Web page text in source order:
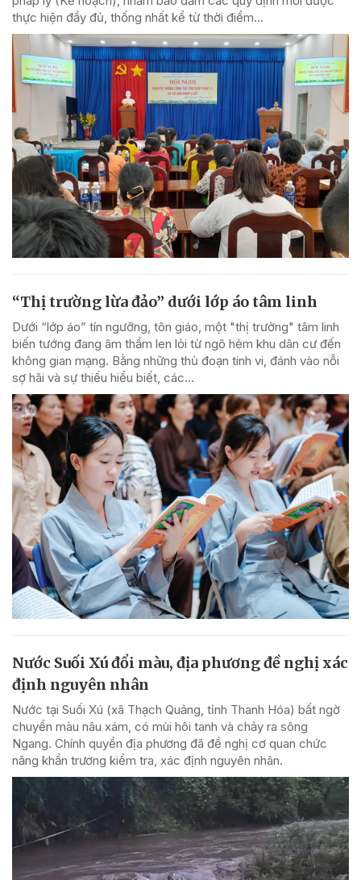
thực hiện đầy đủ, thống nhất kể từ thời điểm...
“Thị trường lừa đảo” dưới lớp áo tâm linh
Dưới “lớp áo” tín ngưỡng, tôn giáo, một "thị trường" tâm linh
biến tướng đang âm thầm len lỏi từ ngõ hẻm khu dân cư đến
không gian mạng. Bằng những thủ đoạn tinh vi, đánh vào nỗi
sợ hãi và sự thiếu hiểu biết, các...
Nước Suối Xú đổi màu, địa phương đề nghị xác
định nguyên nhân
Nước tại Suối Xú (xã Thạch Quảng, tỉnh Thanh Hóa) bất ngờ
chuyển màu nâu xám, có mùi hôi tanh và chảy ra sông
Ngang. Chính quyền địa phương đã đề nghị cơ quan chức
năng khẩn trương kiểm tra, xác định nguyên nhân.